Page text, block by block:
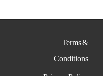
Terms &
Conditions